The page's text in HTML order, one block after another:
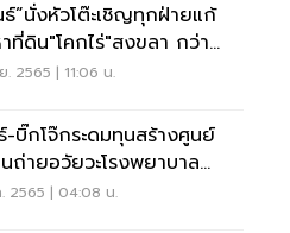
”นั่งหัวโต๊ะเชิญทุกฝ่ายแก้
ดิน"โคกไร่"สงขลา กว่า
ไร่
. 2565 | 11:06 น.
บิ๊กโจ๊กระดมทุนสร้างศูนย์
ถ่ายอวัยวะโรงพยาบาล
ดใหญ่
2565 | 04:08 น.